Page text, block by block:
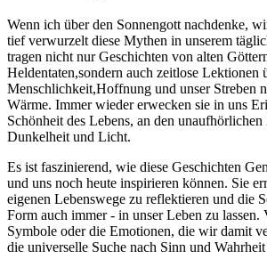
Wenn ich ​über den⁤ Sonnengott ⁤nachdenke,
tief verwurzelt diese Mythen ⁢in unserem
tragen ​nicht nur Geschichten von⁢ alten
Heldentaten,sondern auch ⁢zeitlose Lektionen
Menschlichkeit,Hoffnung und unser Streben
Wärme. Immer⁢ wieder erwecken⁢ sie in uns
Schönheit ⁣des ⁢Lebens, an den
Dunkelheit und ⁢Licht.
Es ist faszinierend, wie diese Geschichten
und uns noch⁢ heute inspirieren können. Sie‌
eigenen ⁤Lebenswege zu reflektieren ⁤und die
Form auch immer - in unser Leben zu lassen.
⁢Symbole oder die Emotionen, die‌ wir damit
die universelle Suche nach Sinn und